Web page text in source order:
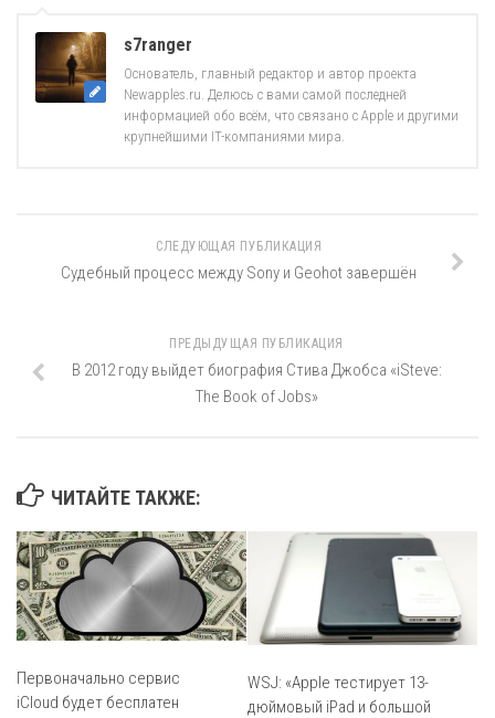
s7ranger
Основатель, главный редактор и автор проекта
Newapples.ru. Делюсь с вами самой последней
информацией обо всём, что связано с Apple и другими
крупнейшими IT-компаниями мира.
СЛЕДУЮЩАЯ ПУБЛИКАЦИЯ
Судебный процесс между Sony и Geohot завершён
ПРЕДЫДУЩАЯ ПУБЛИКАЦИЯ
В 2012 году выйдет биография Стива Джобса «iSteve:
The Book of Jobs»
ЧИТАЙТЕ ТАКЖЕ:
Первоначально сервис
iCloud будет бесплатен
WSJ: «Apple тестирует 13-
дюймовый iPad и большой